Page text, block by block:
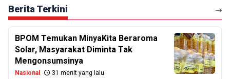
Berita Terkini
BPOM Temukan MinyaKita Beraroma
Solar, Masyarakat Diminta Tak
Mengonsumsinya
Nasional 31 menit yang lalu